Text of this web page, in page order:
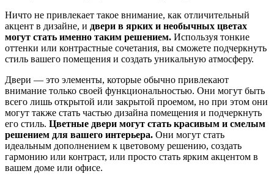
Ничто не привлекает такое внимание, как отличительный
акцент в дизайне, и двери в ярких и необычных цветах
могут стать именно таким решением. Используя тонкие
оттенки или контрастные сочетания, вы сможете подчеркнуть
стиль вашего помещения и создать уникальную атмосферу.
Двери — это элементы, которые обычно привлекают
внимание только своей функциональностью. Они могут быть
всего лишь открытой или закрытой проемом, но при этом они
могут также стать частью дизайна помещения и подчеркнуть
его стиль. Цветные двери могут стать красивым и смелым
решением для вашего интерьера. Они могут стать
идеальным дополнением к цветовому решению, создать
гармонию или контраст, или просто стать ярким акцентом в
вашем доме или офисе.